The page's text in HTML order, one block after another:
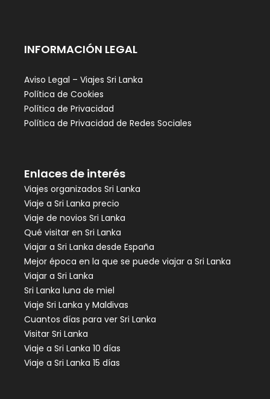
INFORMACIÓN LEGAL
Aviso Legal – Viajes Sri Lanka
Política de Cookies
Política de Privacidad
Política de Privacidad de Redes Sociales
Enlaces de interés
Viajes organizados Sri Lanka
Viaje a Sri Lanka precio
Viaje de novios Sri Lanka
Qué visitar en Sri Lanka
Viajar a Sri Lanka desde España
Mejor época en la que se puede viajar a Sri Lanka
Viajar a Sri Lanka
Sri Lanka luna de miel
Viaje Sri Lanka y Maldivas
Cuantos días para ver Sri Lanka
Visitar Sri Lanka
Viaje a Sri Lanka 10 días
Viaje a Sri Lanka 15 días